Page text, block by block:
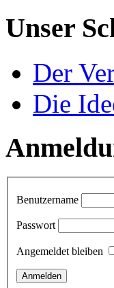
Unser
Der
Die
Benutzername
Passwort
Angemeldet bleiben